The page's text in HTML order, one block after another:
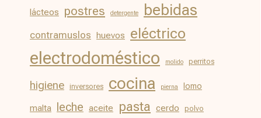
lácteos postres detergente bebidas
contramuslos huevos eléctrico
electrodoméstico molido perritos
higiene inversores cocina pierna lomo
malta leche aceite pasta cerdo polvo